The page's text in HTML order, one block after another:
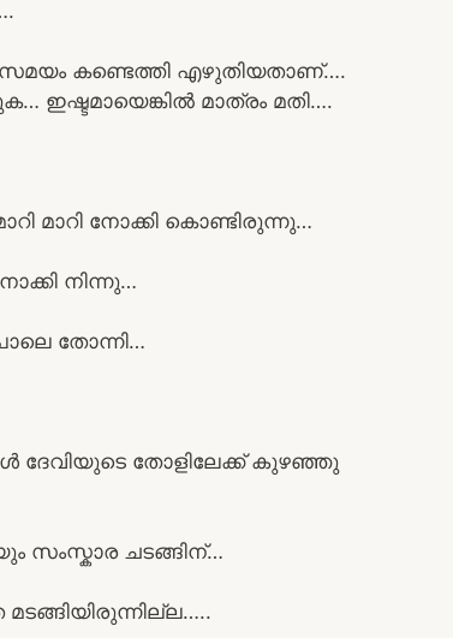
സമയം കണ്ടെത്തി എഴുതിയതാണ്….
ഇഷ്ടമായെങ്കിൽ മാത്രം മതി….
മാറി നോക്കി കൊണ്ടിരുന്നു…
നിന്നു…
തോന്നി…
ദേവിയുടെ തോളിലേക്ക് കുഴഞ്ഞു
സംസ്കാര ചടങ്ങിന്…